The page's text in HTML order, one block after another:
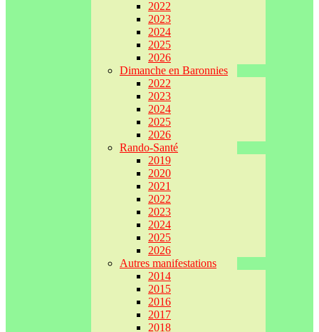
2022
2023
2024
2025
2026
Dimanche en Baronnies
2022
2023
2024
2025
2026
Rando-Santé
2019
2020
2021
2022
2023
2024
2025
2026
Autres manifestations
2014
2015
2016
2017
2018